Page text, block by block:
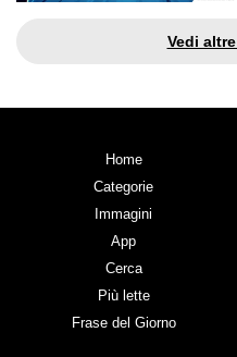
Vedi
Home
Categorie
Immagini
App
Cerca
Più lette
Frase del Giorno